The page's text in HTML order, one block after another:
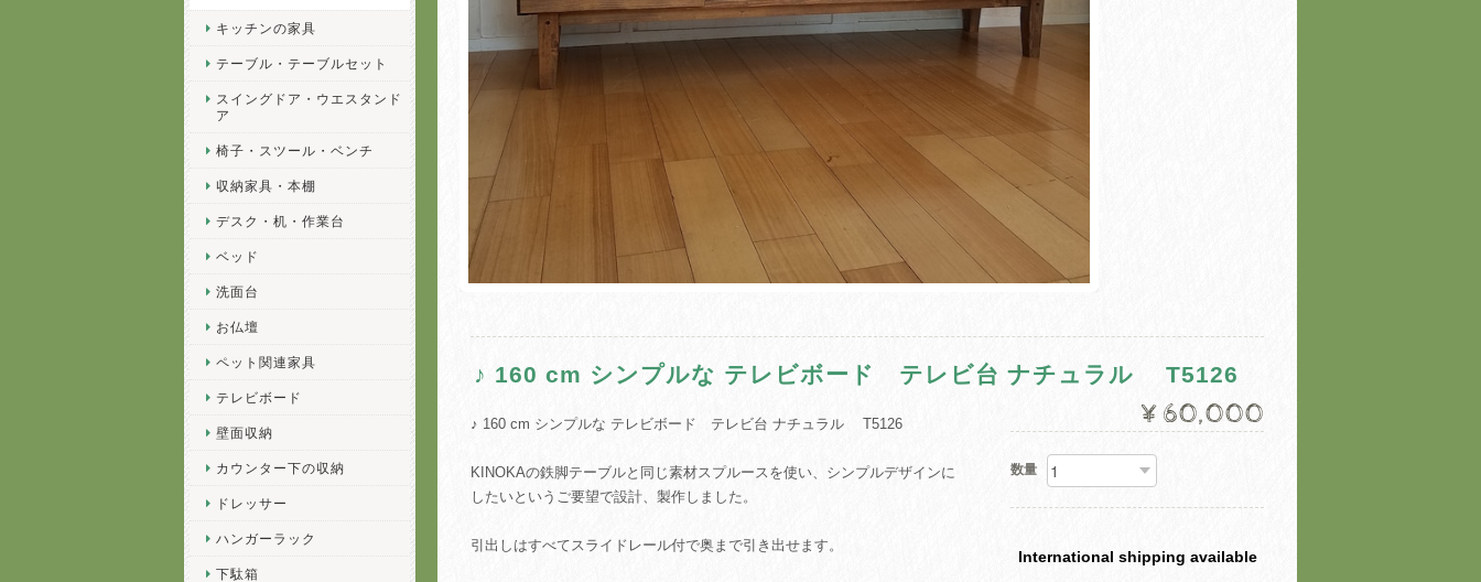
♪ 160 cm シンプルな テレビボード テレビ台 ナチュラル T5126
♪ 160 cm シンプルな テレビボード テレビ台 ナチュラル T5126
KINOKAの鉄脚テーブルと同じ素材スプルースを使い、シンプルデザインに
したいというご要望で設計、製作しました。
引出しはすべてスライドレール付で奥まで引き出せます。
¥60,000
数量
International shipping available
キッチンの家具
テーブル・テーブルセット
スイングドア・ウエスタンド
ア
椅子・スツール・ベンチ
収納家具・本棚
デスク・机・作業台
ベッド
洗面台
お仏壇
ペット関連家具
テレビボード
壁面収納
カウンター下の収納
ドレッサー
ハンガーラック
下駄箱